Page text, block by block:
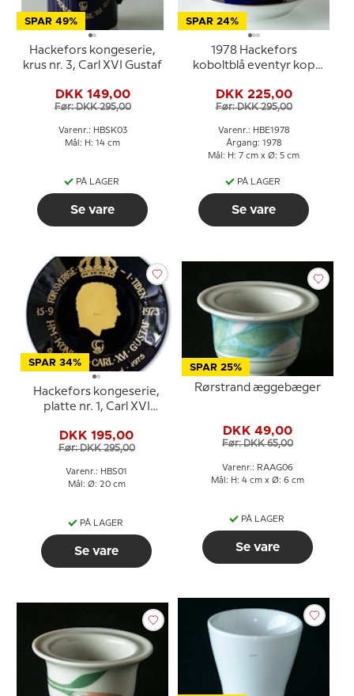
SPAR 49%
Hackefors kongeserie,
krus nr. 3, Carl XVI Gustaf
DKK 149,00
Før: DKK 295,00
Varenr.: HBSK03
Mål: H: 14 cm
PÅ LAGER
Se vare
SPAR 24%
1978 Hackefors
koboltblå eventyr kop
Holgersson
DKK 225,00
Før: DKK 295,00
Varenr.: HBE1978
Årgang: 1978
Mål: H: 7 cm x Ø: 5 cm
PÅ LAGER
Se vare
SPAR 34%
Hackefors kongeserie,
platte nr. 1, Carl XVI
Østergotland
DKK 195,00
Før: DKK 295,00
Varenr.: HBS01
Mål: Ø: 20 cm
PÅ LAGER
Se vare
SPAR 25%
Rørstrand æggebæger
DKK 49,00
Før: DKK 65,00
Varenr.: RAAG06
Mål: H: 4 cm x Ø: 6 cm
PÅ LAGER
Se vare